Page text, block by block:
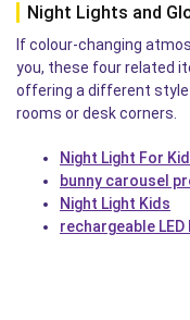
Night Lights and
If colour-changing
you, these four related
offering a different
rooms or desk corners.
Night Light For
bunny carousel
Night Light Kids
rechargeable